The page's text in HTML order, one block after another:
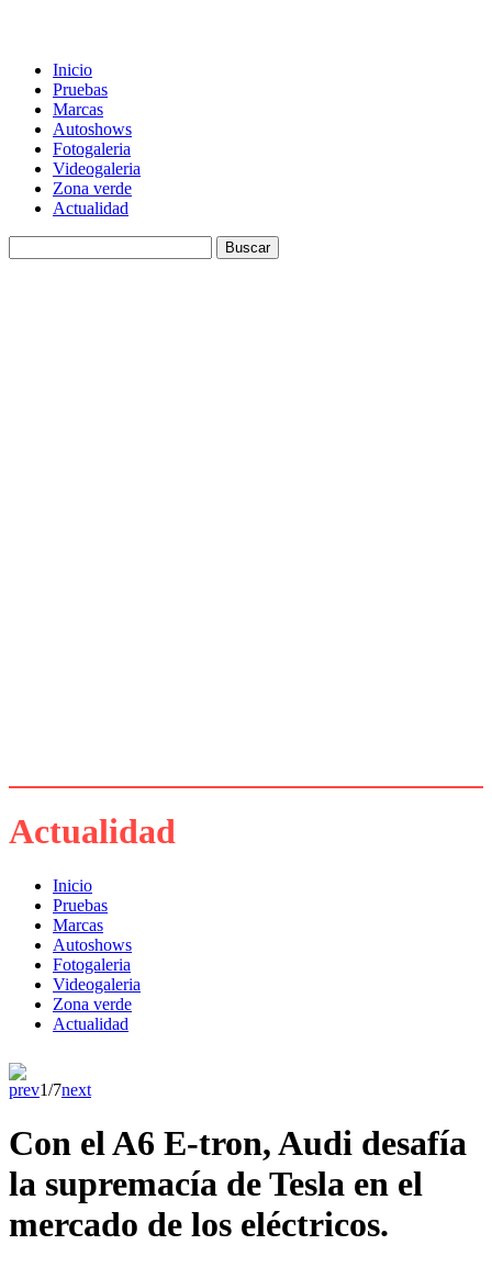
Inicio
Pruebas
Marcas
Autoshows
Fotogaleria
Videogaleria
Zona verde
Actualidad
Actualidad
Inicio
Pruebas
Marcas
Autoshows
Fotogaleria
Videogaleria
Zona verde
Actualidad
prev1/7next
Con el A6 E-tron, Audi desafía
la supremacía de Tesla en el
mercado de los eléctricos.